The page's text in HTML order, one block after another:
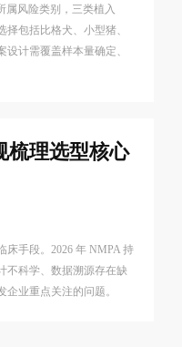
属风险类别，三类植入
包括比格犬、小型猪、
计需覆盖样本量确定、
梳理选型核心
手段。2026 年 NMPA 持
不科学、数据溯源存在缺
业重点关注的问题。